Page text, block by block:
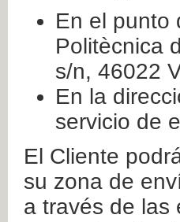
En el punto
Politècnica
s/n, 46022
En la
servicio de
El Cliente
su zona de
a través de las